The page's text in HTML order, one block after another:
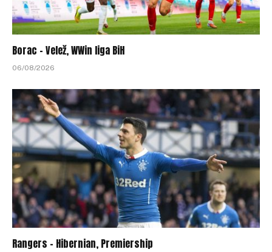
Borac – Velež, WWin liga BiH
06/08/2026
Rangers – Hibernian, Premiership